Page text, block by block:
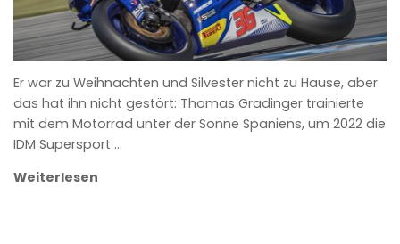
Er war zu Weihnachten und Silvester nicht zu Hause, aber
das hat ihn nicht gestört: Thomas Gradinger trainierte
mit dem Motorrad unter der Sonne Spaniens, um 2022 die
IDM Supersport …
Weiterlesen